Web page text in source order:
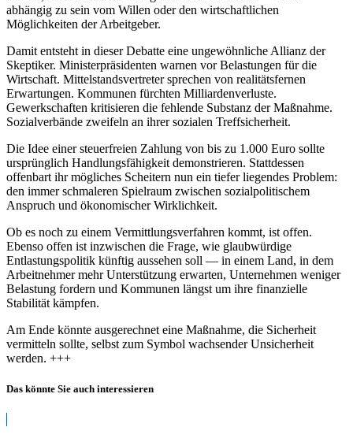
abhängig zu sein vom Willen oder den wirtschaftlichen
Möglichkeiten der Arbeitgeber.
Damit entsteht in dieser Debatte eine ungewöhnliche Allianz der
Skeptiker. Ministerpräsidenten warnen vor Belastungen für die
Wirtschaft. Mittelstandsvertreter sprechen von realitätsfernen
Erwartungen. Kommunen fürchten Milliardenverluste.
Gewerkschaften kritisieren die fehlende Substanz der Maßnahme.
Sozialverbände zweifeln an ihrer sozialen Treffsicherheit.
Die Idee einer steuerfreien Zahlung von bis zu 1.000 Euro sollte
ursprünglich Handlungsfähigkeit demonstrieren. Stattdessen
offenbart ihr mögliches Scheitern nun ein tiefer liegendes Problem:
den immer schmaleren Spielraum zwischen sozialpolitischem
Anspruch und ökonomischer Wirklichkeit.
Ob es noch zu einem Vermittlungsverfahren kommt, ist offen.
Ebenso offen ist inzwischen die Frage, wie glaubwürdige
Entlastungspolitik künftig aussehen soll — in einem Land, in dem
Arbeitnehmer mehr Unterstützung erwarten, Unternehmen weniger
Belastung fordern und Kommunen längst um ihre finanzielle
Stabilität kämpfen.
Am Ende könnte ausgerechnet eine Maßnahme, die Sicherheit
vermitteln sollte, selbst zum Symbol wachsender Unsicherheit
werden. +++
Das könnte Sie auch interessieren